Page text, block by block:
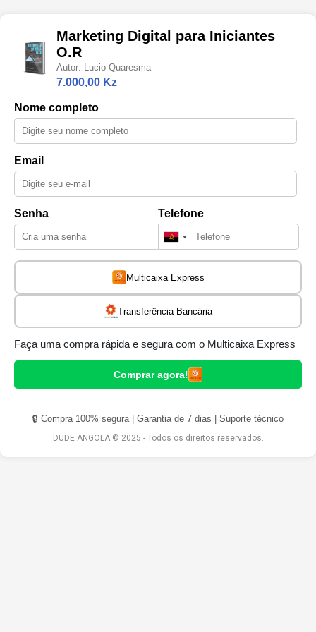
Marketing Digital para Iniciantes
O.R
Autor: Lucio Quaresma
7.000,00 Kz
Nome completo
Email
Senha Telefone
Multicaixa Express
Transferência Bancária
Faça uma compra rápida e segura com o Multicaixa Express
Comprar agora!
🔒 Compra 100% segura | Garantia de 7 dias | Suporte técnico
DUDE ANGOLA © 2025 - Todos os direitos reservados.